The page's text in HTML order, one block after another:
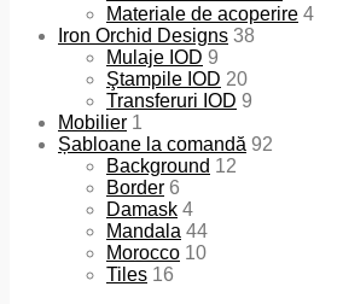
Materiale de acoperire 4
Iron Orchid Designs 38
Mulaje IOD 9
Ştampile IOD 20
Transferuri IOD 9
Mobilier 1
Șabloane la comandă 92
Background 12
Border 6
Damask 4
Mandala 44
Morocco 10
Tiles 16